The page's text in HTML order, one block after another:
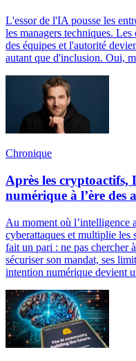
L'essor de l'IA pousse les
les managers techniques.
des équipes et l'autorité
autant que d'inclusion. Oui,
Chronique
Après les cryptoactifs,
numérique à l’ère des
Au moment où l’intelligence
cyberattaques et multiplie les
fait un pari : ne pas chercher
sécuriser son mandat, ses
intention numérique devient